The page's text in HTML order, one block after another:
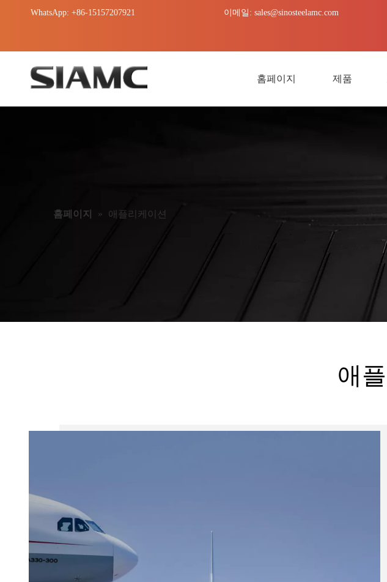
WhatsApp: +86-15157207921 이메일: sales@sinosteelamc.com
홈페이지 제품
홈페이지 » 애플리케이션
애